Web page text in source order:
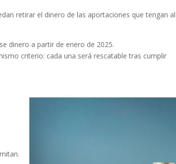
retirar el dinero de las aportaciones que tengan al
dinero a partir de enero de 2025.
criterio: cada una será rescatable tras cumplir